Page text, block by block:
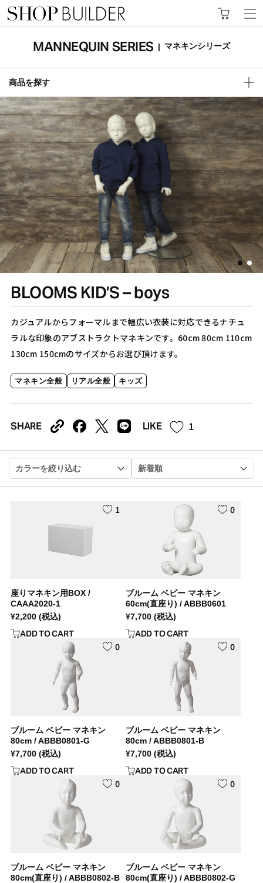
MANNEQUIN SERIES | マネキンシリーズ
商品を探す
BLOOMS KID’S – boys
カジュアルからフォーマルまで幅広い衣装に対応できるナチュ
ラルな印象のアブストラクトマネキンです。60cm 80cm 110cm
130cm 150cmのサイズからお選び頂けます。
マネキン全般 リアル全般 キッズ
SHARE LIKE 1
カラーを絞り込む 新着順
座りマネキン用BOX /
CAAA2020-1
¥2,200 (税込)
ADD TO CART
1
ブルーム ベビー マネキン
60cm(直座り) / ABBB0601
¥7,700 (税込)
ADD TO CART
0
ブルーム ベビー マネキン
80cm / ABBB0801-G
¥7,700 (税込)
ADD TO CART
0
ブルーム ベビー マネキン
80cm / ABBB0801-B
¥7,700 (税込)
ADD TO CART
0
ブルーム ベビー マネキン
80cm(直座り) / ABBB0802-B
0
ブルーム ベビー マネキン
80cm(直座り) / ABBB0802-G
0